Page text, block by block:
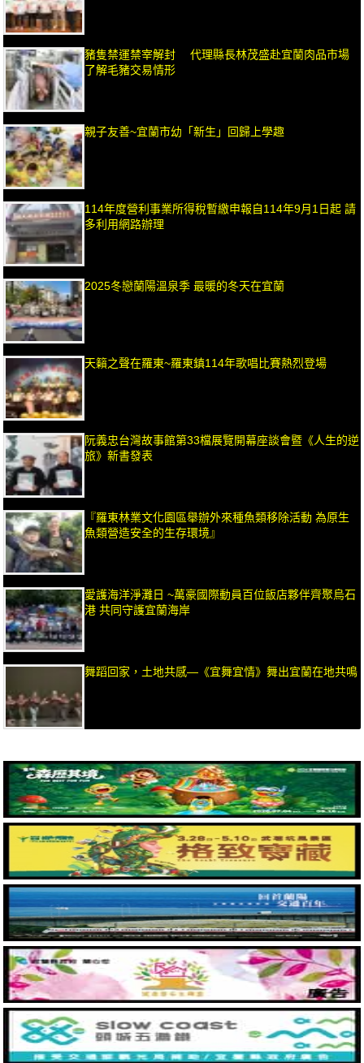
豬隻禁運禁宰解封 代理縣長林茂盛赴宜蘭肉品市場
了解毛豬交易情形
親子友善~宜蘭市幼「新生」回歸上學趣
114年度營利事業所得稅暫繳申報自114年9月1日起 請
多利用網路辦理
2025冬戀蘭陽溫泉季 最暖的冬天在宜蘭
天籟之聲在羅東~羅東鎮114年歌唱比賽熱烈登場
阮義忠台灣故事館第33檔展覽開幕座談會暨《人生的逆
旅》新書發表
『羅東林業文化園區舉辦外來種魚類移除活動 為原生
魚類營造安全的生存環境』
愛護海洋淨灘日 ~萬豪國際動員百位飯店夥伴齊聚烏石
港 共同守護宜蘭海岸
舞蹈回家，土地共感—《宜舞宜情》舞出宜蘭在地共鳴